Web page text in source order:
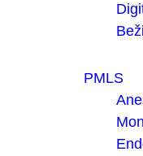
PMLS